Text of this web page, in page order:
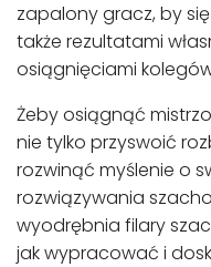
zapalony gracz, by
także rezultatami
osiągnięciami
Żeby osiągnąć
nie tylko przyswoić
rozwinąć myślenie o
rozwiązywania
wyodrębnia filary
jak wypracować i